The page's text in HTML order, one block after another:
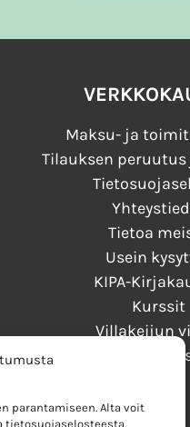
parantamiseen. Alta voit
tietosuojaselosteesta.
Maksu- ja
Tilauksen
Tietoa
Usein
KIPA-
Kurssit
Villakeijun
Kirjaudu /